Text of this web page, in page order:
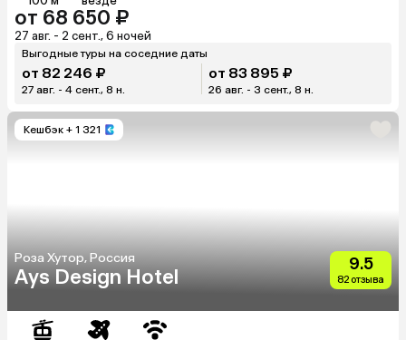
от 68 650 ₽
27 авг. - 2 сент., 6 ночей
Выгодные туры на соседние даты
от 82 246 ₽
27 авг. - 4 сент., 8 н.
от 83 895 ₽
26 авг. - 3 сент., 8 н.
Кешбэк + 1 321
Роза Хутор, Россия
Ays Design Hotel
9.5
82 отзыва